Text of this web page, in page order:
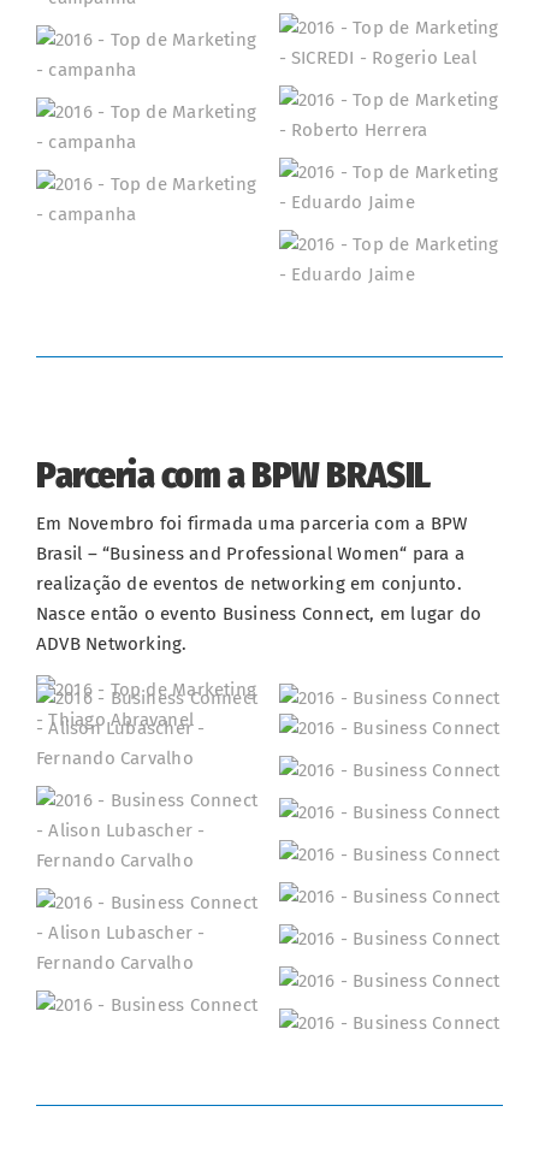
Parceria com a BPW BRASIL
Em Novembro foi firmada uma parceria com a BPW
Brasil – “Business and Professional Women“ para a
realização de eventos de networking em conjunto.
Nasce então o evento Business Connect, em lugar do
ADVB Networking.